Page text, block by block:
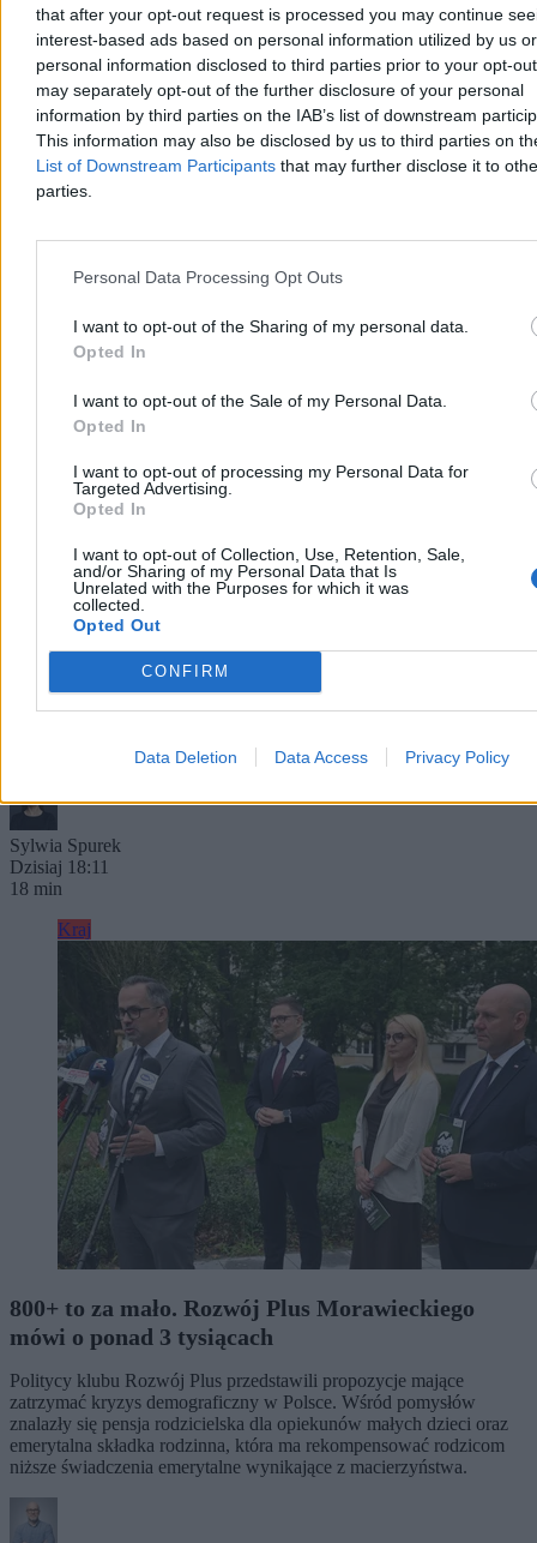
that after your opt-out request is processed you may continue
interest-based ads based on personal information utilized by us or
personal information disclosed to third parties prior to your opt-
may separately opt-out of the further disclosure of your personal
information by third parties on the IAB’s list of downstream
This information may also be disclosed by us to third parties on
List of Downstream Participants that may further disclose it to
parties.
Personal Data Processing Opt Outs
I want to opt-out of the Sharing of my personal data.
Opted In
I want to opt-out of the Sale of my Personal Data.
Opted In
I want to opt-out of processing my Personal Data for
Targeted Advertising.
Opted In
I want to opt-out of Collection, Use, Retention, Sale,
and/or Sharing of my Personal Data that Is
Unrelated with the Purposes for which it was
collected.
Opted Out
CONFIRM
Data Deletion Data Access Privacy Policy
Kto się boi małżeństwa dwóch mężczyzn (albo
małżeństwa dwóch kobiet)?
Komu szkodzi to, że państwo uzna więź, która już istnieje: prawną,
osobistą, rodzinną, życiową? Kogo i dlaczego boli to, że państwo
nazwie rzeczy po imieniu: małżeństwo – dwie osoby, wspólne
małżeństwa dwóch mężczyzn albo dwóch kobiet?
Sylwia Spurek
Dzisiaj 18:11
18 min
Kraj
800+ to za mało. Rozwój Plus Morawieckiego
mówi o ponad 3 tysiącach
Politycy klubu Rozwój Plus przedstawili propozycje mające
zatrzymać kryzys demograficzny w Polsce. Wśród pomysłów
znalazły się pensja rodzicielska dla opiekunów małych dzieci oraz
emerytalna składka rodzinna, która ma rekompensować rodzicom
niższe świadczenia emerytalne wynikające z macierzyństwa.